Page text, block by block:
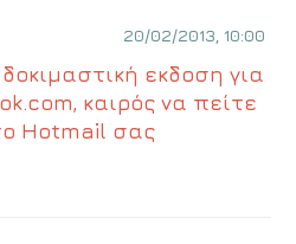
20/02/2013, 10:00
εκδοση για
καιρός να πείτε
Hotmail σας